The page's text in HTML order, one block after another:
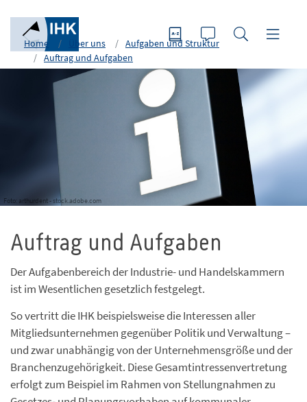
Home Über uns
Aufgaben und Struktur
Auftrag und Aufgaben
Foto: arthurdent - stock.adobe.com
Auftrag und Aufgaben
Der Aufgabenbereich der Industrie- und Handelskammern
ist im Wesentlichen gesetzlich festgelegt.
So vertritt die IHK beispielsweise die Interessen aller
Mitgliedsunternehmen gegenüber Politik und Verwaltung –
und zwar unabhängig von der Unternehmensgröße und der
Branchenzugehörigkeit. Diese Gesamtintressenvertretung
erfolgt zum Beispiel im Rahmen von Stellungnahmen zu